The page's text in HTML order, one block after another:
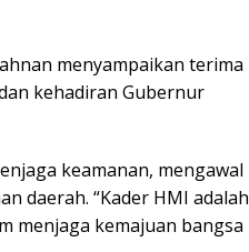
menyampaikan terima
kehadiran Gubernur
keamanan, mengawal
daerah. “Kader HMI adalah
menjaga kemajuan bangsa